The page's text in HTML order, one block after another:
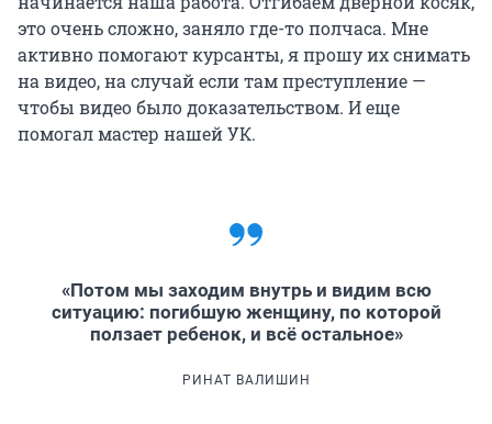
это очень сложно, заняло где-то полчаса. Мне
активно помогают курсанты, я прошу их снимать
на видео, на случай если там преступление —
чтобы видео было доказательством. И еще
помогал мастер нашей УК.
«Потом мы заходим внутрь и видим всю
ситуацию: погибшую женщину, по которой
ползает ребенок, и всё остальное»
РИНАТ ВАЛИШИН